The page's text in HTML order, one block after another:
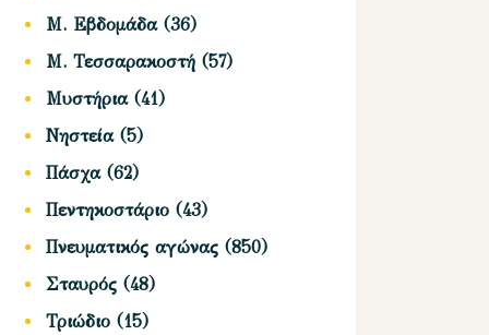
Μ. Εβδομάδα(36)
Μ. Τεσσαρακοστή (57)
Μυστήρια(41)
Νηστεία(5)
Πάσχα(62)
Πεντηκοστάριο (43)
Πνευματικός αγώνας (850)
Σταυρός (48)
Τριώδιο (15)